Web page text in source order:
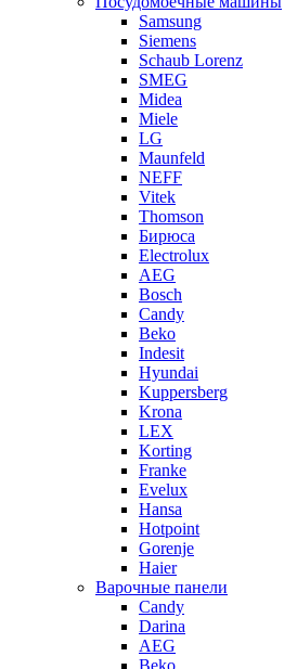
Samsung
Siemens
Schaub Lorenz
SMEG
Midea
Miele
LG
Maunfeld
NEFF
Vitek
Thomson
Бирюса
Electrolux
AEG
Bosch
Candy
Beko
Indesit
Hyundai
Kuppersberg
Krona
LEX
Korting
Franke
Evelux
Hansa
Hotpoint
Gorenje
Haier
Варочные панели
Candy
Darina
AEG